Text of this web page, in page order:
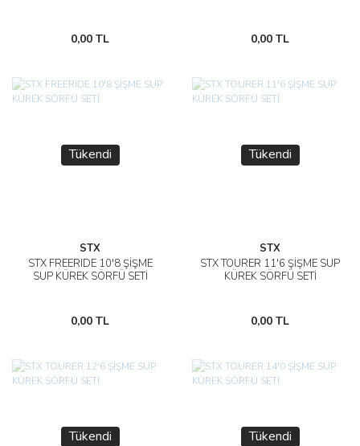
0,00 TL 0,00 TL
Tükendi
STX
STX FREERIDE 10'8 ŞİŞME
SUP KÜREK SÖRFÜ SETİ
0,00 TL
Tükendi
STX
STX TOURER 11'6 ŞİŞME SUP
KÜREK SÖRFÜ SETİ
0,00 TL
Tükendi Tükendi